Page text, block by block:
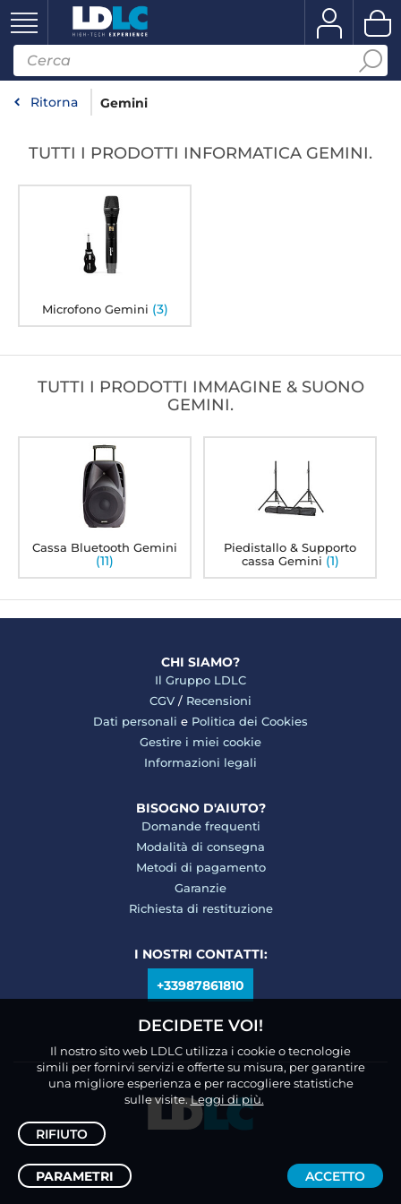
Ritorna Gemini
TUTTI I PRODOTTI INFORMATICA GEMINI.
Microfono Gemini (3)
TUTTI I PRODOTTI IMMAGINE & SUONO
GEMINI.
Cassa Bluetooth Gemini
(11)
Piedistallo & Supporto
cassa Gemini (1)
CHI SIAMO?
Il Gruppo LDLC
CGV / Recensioni
Dati personali e Politica dei Cookies
Gestire i miei cookie
Informazioni legali
BISOGNO D'AIUTO?
Domande frequenti
Modalità di consegna
Metodi di pagamento
Garanzie
Richiesta di restituzione
I NOSTRI CONTATTI:
+33987861810
DECIDETE VOI!
Il nostro sito web LDLC utilizza i cookie o tecnologie
simili per fornirvi servizi e offerte su misura, per garantire
una migliore esperienza e per raccogliere statistiche
sulle visite.Leggi di più.
RIFIUTO
PARAMETRI ACCETTO